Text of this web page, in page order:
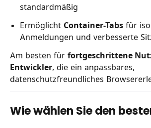
standardmäßig
Ermöglicht Container-Tabs für
Anmeldungen und verbesserte
Am besten für fortgeschrittene
Entwickler, die ein anpassbares,
datenschutzfreundliches
Wie wählen Sie den